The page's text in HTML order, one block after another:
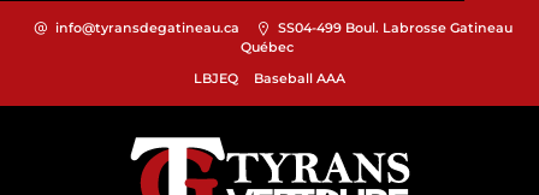
info@tyransdegatineau.ca
SS04-499 Boul. Labrosse Gatineau
Québec
LBJEQ
Baseball AAA